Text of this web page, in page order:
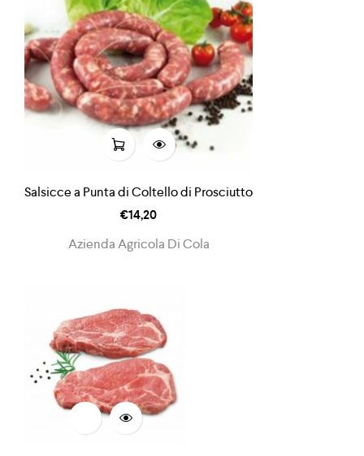
Salsicce a Punta di Coltello di Prosciutto
€14,20
Azienda Agricola Di Cola